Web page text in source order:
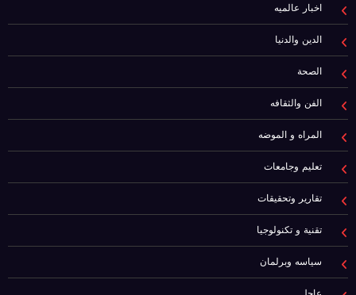
اخبار عالميه
الدين والدنيا
الصحة
الفن والثقافه
المراه و الموضه
تعليم وجامعات
تقارير وتحقيقات
تقنية و تكنولوجيا
سياسه وبرلمان